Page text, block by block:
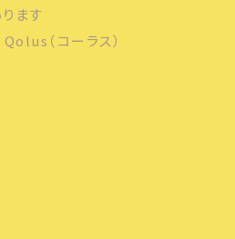
ます
（コーラス）